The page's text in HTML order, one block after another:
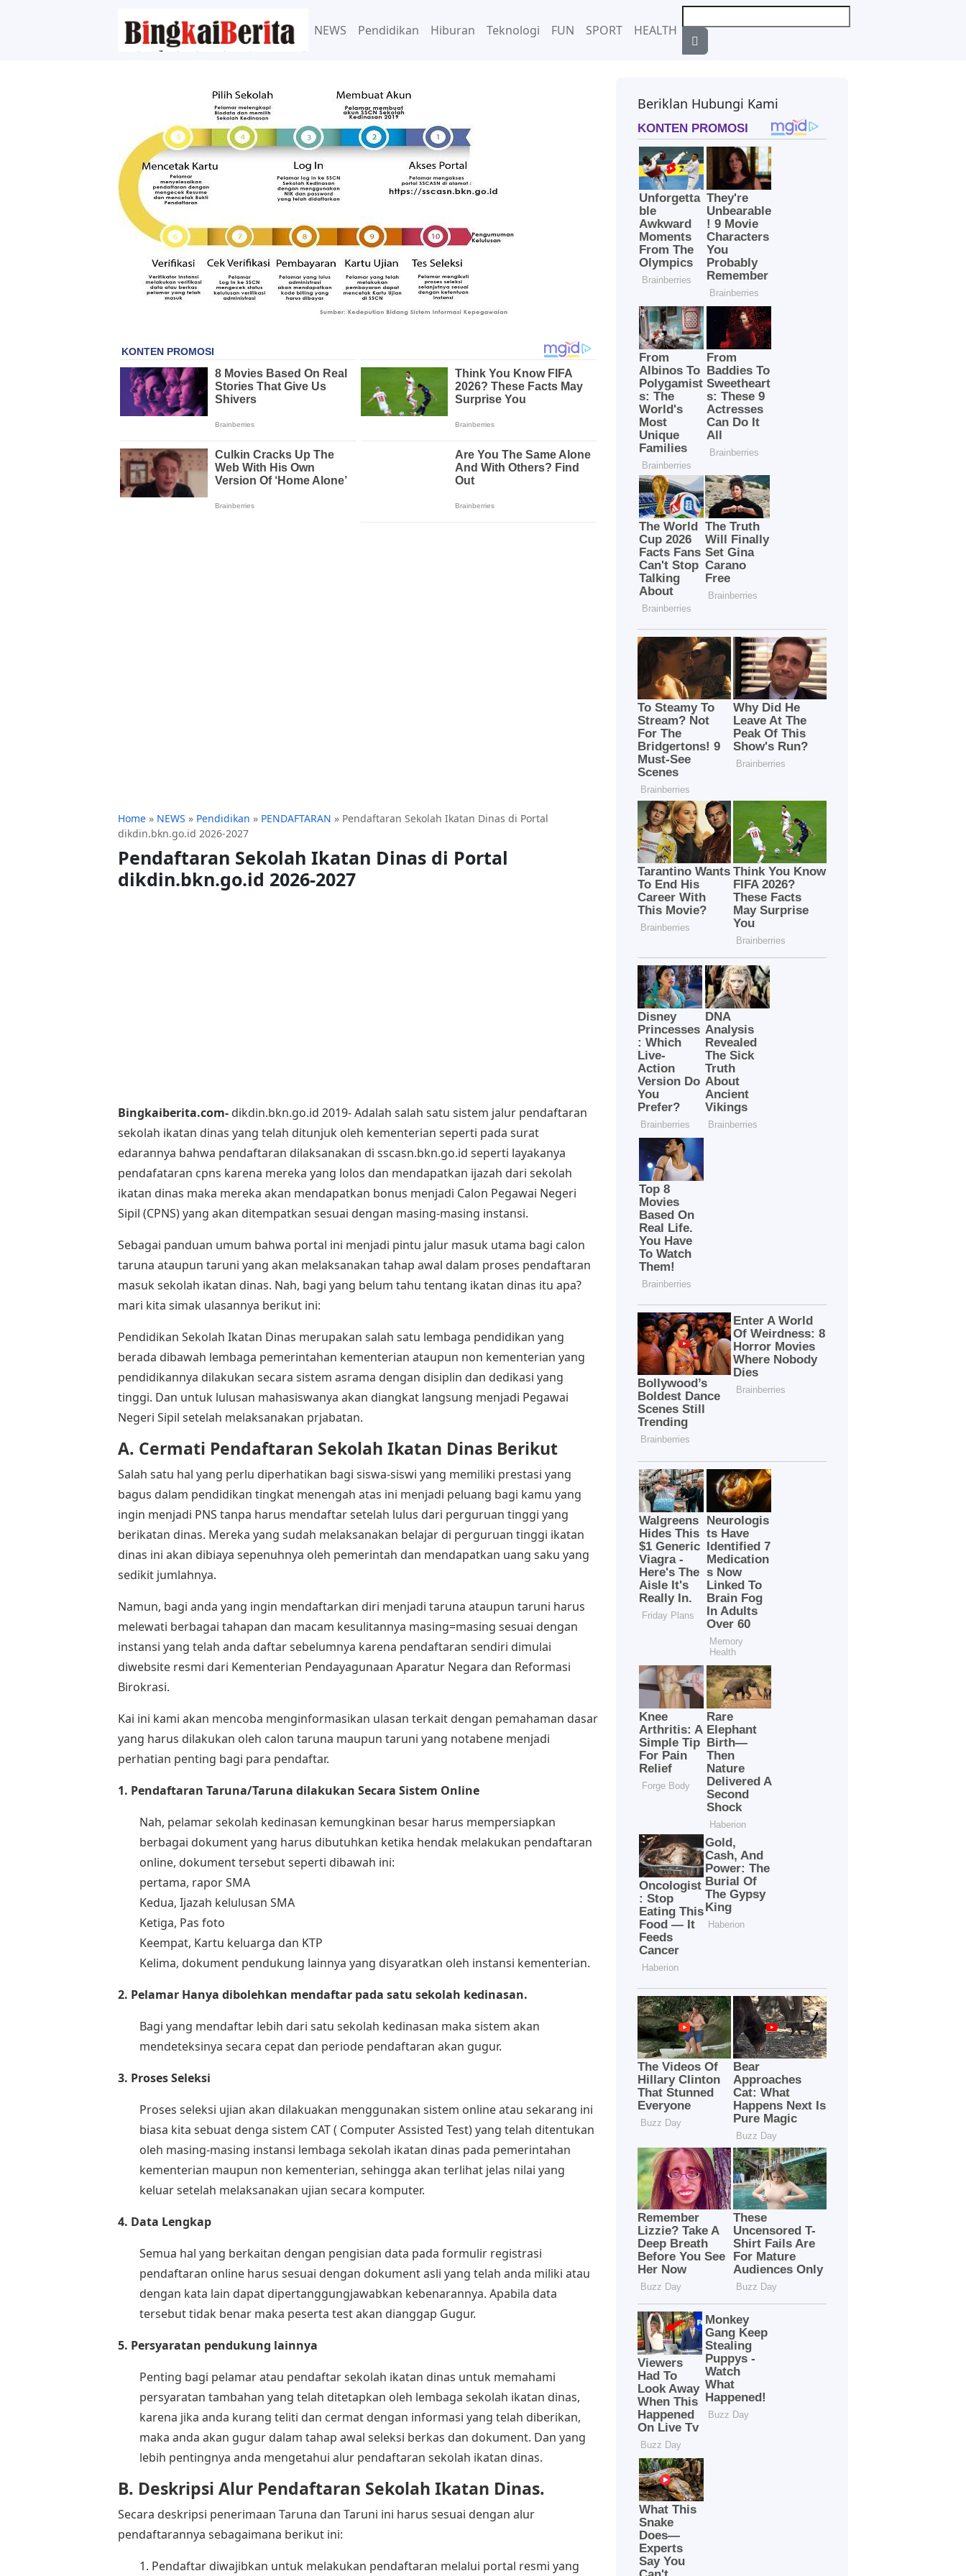
NEWS Pendidikan Hiburan Teknologi FUN SPORT HEALTH
Home » NEWS » Pendidikan » PENDAFTARAN » Pendaftaran Sekolah Ikatan Dinas di Portal
dikdin.bkn.go.id 2026-2027
Pendaftaran Sekolah Ikatan Dinas di Portal
dikdin.bkn.go.id 2026-2027
Bingkaiberita.com- dikdin.bkn.go.id 2019- Adalah salah satu sistem jalur pendaftaran
sekolah ikatan dinas yang telah ditunjuk oleh kementerian seperti pada surat
edarannya bahwa pendaftaran dilaksanakan di sscasn.bkn.go.id seperti layakanya
pendafataran cpns karena mereka yang lolos dan mendapatkan ijazah dari sekolah
ikatan dinas maka mereka akan mendapatkan bonus menjadi Calon Pegawai Negeri
Sipil (CPNS) yang akan ditempatkan sesuai dengan masing-masing instansi.
Sebagai panduan umum bahwa portal ini menjadi pintu jalur masuk utama bagi calon
taruna ataupun taruni yang akan melaksanakan tahap awal dalam proses pendaftaran
masuk sekolah ikatan dinas. Nah, bagi yang belum tahu tentang ikatan dinas itu apa?
mari kita simak ulasannya berikut ini:
Pendidikan Sekolah Ikatan Dinas merupakan salah satu lembaga pendidikan yang
berada dibawah lembaga pemerintahan kementerian ataupun non kementerian yang
pendidikannya dilakukan secara sistem asrama dengan disiplin dan dedikasi yang
tinggi. Dan untuk lulusan mahasiswanya akan diangkat langsung menjadi Pegawai
Negeri Sipil setelah melaksanakan prjabatan.
A. Cermati Pendaftaran Sekolah Ikatan Dinas Berikut
Salah satu hal yang perlu diperhatikan bagi siswa-siswi yang memiliki prestasi yang
bagus dalam pendidikan tingkat menengah atas ini menjadi peluang bagi kamu yang
ingin menjadi PNS tanpa harus mendaftar setelah lulus dari perguruan tinggi yang
berikatan dinas. Mereka yang sudah melaksanakan belajar di perguruan tinggi ikatan
dinas ini akan dibiaya sepenuhnya oleh pemerintah dan mendapatkan uang saku yang
sedikit jumlahnya.
Namun, bagi anda yang ingin mendaftarkan diri menjadi taruna ataupun taruni harus
melewati berbagai tahapan dan macam kesulitannya masing=masing sesuai dengan
instansi yang telah anda daftar sebelumnya karena pendaftaran sendiri dimulai
diwebsite resmi dari Kementerian Pendayagunaan Aparatur Negara dan Reformasi
Birokrasi.
Kai ini kami akan mencoba menginformasikan ulasan terkait dengan pemahaman dasar
yang harus dilakukan oleh calon taruna maupun taruni yang notabene menjadi
perhatian penting bagi para pendaftar.
1. Pendaftaran Taruna/Taruna dilakukan Secara Sistem Online
Nah, pelamar sekolah kedinasan kemungkinan besar harus mempersiapkan
berbagai dokument yang harus dibutuhkan ketika hendak melakukan pendaftaran
online, dokument tersebut seperti dibawah ini:
pertama, rapor SMA
Kedua, Ijazah kelulusan SMA
Ketiga, Pas foto
Keempat, Kartu keluarga dan KTP
Kelima, dokument pendukung lainnya yang disyaratkan oleh instansi kementerian.
2. Pelamar Hanya dibolehkan mendaftar pada satu sekolah kedinasan.
Bagi yang mendaftar lebih dari satu sekolah kedinasan maka sistem akan
mendeteksinya secara cepat dan periode pendaftaran akan gugur.
3. Proses Seleksi
Proses seleksi ujian akan dilakuakan menggunakan sistem online atau sekarang ini
biasa kita sebuat denga sistem CAT ( Computer Assisted Test) yang telah ditentukan
oleh masing-masing instansi lembaga sekolah ikatan dinas pada pemerintahan
kementerian maupun non kementerian, sehingga akan terlihat jelas nilai yang
keluar setelah melaksanakan ujian secara komputer.
4. Data Lengkap
Semua hal yang berkaitan dengan pengisian data pada formulir registrasi
pendaftaran online harus sesuai dengan dokument asli yang telah anda miliki atau
dengan kata lain dapat dipertanggungjawabkan kebenarannya. Apabila data
tersebut tidak benar maka peserta test akan dianggap Gugur.
5. Persyaratan pendukung lainnya
Penting bagi pelamar atau pendaftar sekolah ikatan dinas untuk memahami
persyaratan tambahan yang telah ditetapkan oleh lembaga sekolah ikatan dinas,
karena jika anda kurang teliti dan cermat dengan informasi yang telah diberikan,
maka anda akan gugur dalam tahap awal seleksi berkas dan dokument. Dan yang
lebih pentingnya anda mengetahui alur pendaftaran sekolah ikatan dinas.
B. Deskripsi Alur Pendaftaran Sekolah Ikatan Dinas.
Secara deskripsi penerimaan Taruna dan Taruni ini harus sesuai dengan alur
pendaftarannya sebagaimana berikut ini:
1. Pendaftar diwajibkan untuk melakukan pendaftaran melalui portal resmi yang
Beriklan Hubungi Kami